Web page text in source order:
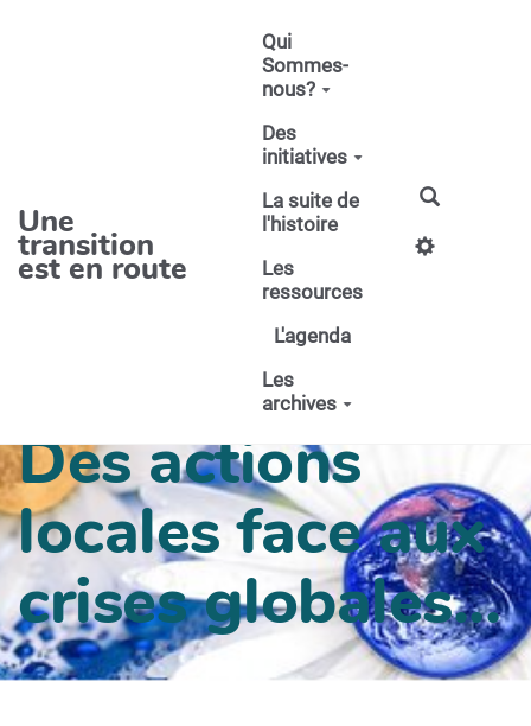
Une
transition
est en route
Qui
Sommes-
nous?
Des
initiatives
La suite de
l'histoire
Les
ressources
L'agenda
Les
archives
Des actions
locales face aux
crises globales...